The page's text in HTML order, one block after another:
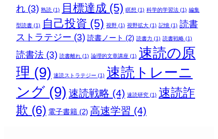
れ(3) 熟読(1) 目標達成 (5) 瞑想 (1) 科学的学習法(1) 編集
型読書(1) 自己投資 (5) 視野(1) 視野拡大(1) 記憶(1) 読書
ストラテジー (3) 読書ノート (2) 読書力 (1) 読書戦略(1)
読書法(3) 読書離れ(1) 論理的文章講座(1) 速読の原
理 (9) 速読ストラテジー (1) 速読トレーニ
ング(9) 速読戦略 (4) 速読研究(1) 速読詐
欺 (6) 電子書籍(2) 高速学習 (4)